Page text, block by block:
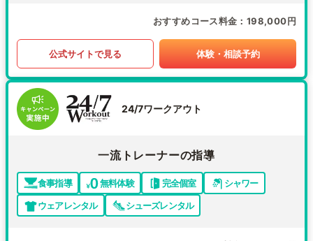
おすすめコース料金 198,000円
公式サイトで見る 体験・相談予約
24/7ワークアウト
一流トレーナーの指導
食事指導 無料体験 完全個室
シャワー
ウェアレンタル
シューズレンタル